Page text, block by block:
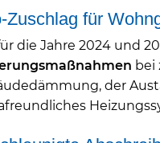
Zuschlag für
die Jahre 2024 und
bei
der